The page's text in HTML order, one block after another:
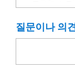
질문이나 의